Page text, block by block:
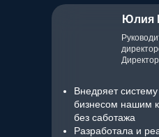
Юлия
Внедряет
бизнесом нашим
без саботажа
Разработала и